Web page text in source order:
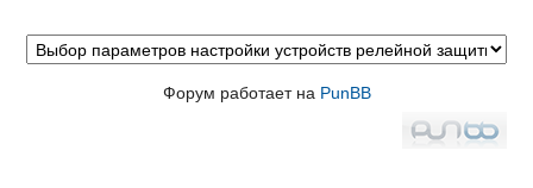
Форум работает на PunBB